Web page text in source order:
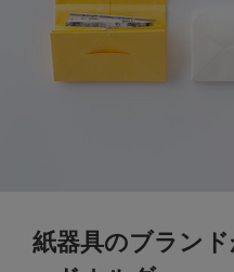
紙器具のブラン